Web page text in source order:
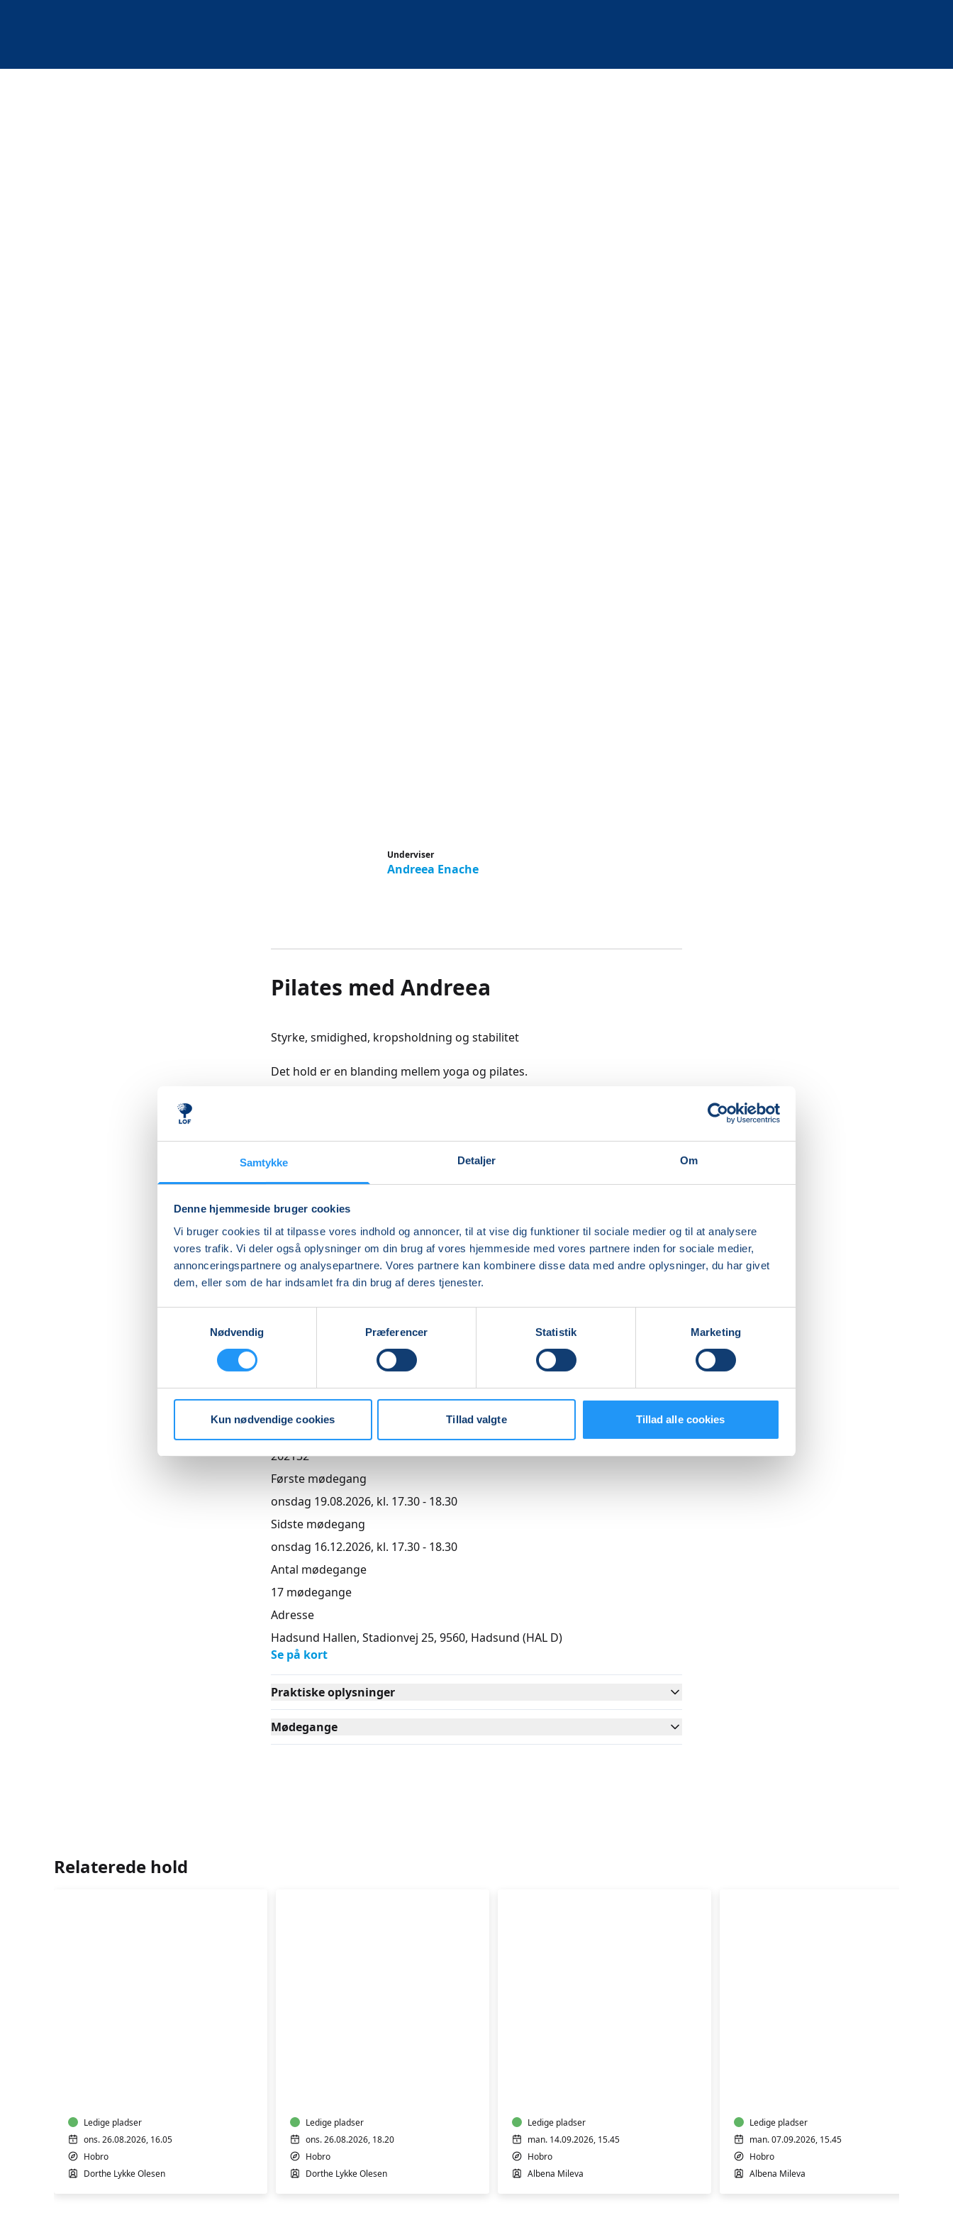
Samtykke Detaljer Om
Denne hjemmeside bruger cookies
Vi bruger cookies til at tilpasse vores indhold og annoncer, til at vise dig funktioner til sociale medier og til at analysere
vores trafik. Vi deler også oplysninger om din brug af vores hjemmeside med vores partnere inden for sociale medier,
annonceringspartnere og analysepartnere. Vores partnere kan kombinere disse data med andre oplysninger, du har givet
dem, eller som de har indsamlet fra din brug af deres tjenester.
Nødvendig
Præferencer Statistik Marketing
Kun nødvendige cookies Tillad valgte Tillad alle cookies
Underviser
Andreea Enache
Pilates med Andreea
Styrke, smidighed, kropsholdning og stabilitet
Det hold er en blanding mellem yoga og pilates.
lidt skavanker.
Læs mere
Betal med
Info
262132
Første mødegang
onsdag 19.08.2026, kl. 17.30 - 18.30
Sidste mødegang
onsdag 16.12.2026, kl. 17.30 - 18.30
Antal mødegange
17 mødegange
Adresse
Hadsund Hallen, Stadionvej 25, 9560, Hadsund (HAL D)
Se på kort
Praktiske oplysninger
Mødegange
Relaterede hold
Ledige pladser
ons. 26.08.2026, 16.05
Hobro
Dorthe Lykke Olesen
Ledige pladser
ons. 26.08.2026, 18.20
Hobro
Dorthe Lykke Olesen
Ledige pladser
man. 14.09.2026, 15.45
Hobro
Albena Mileva
Ledige pladser
man. 07.09.2026, 15.45
Hobro
Albena Mileva